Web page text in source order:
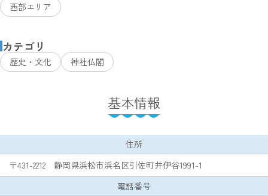
西部エリア
カテゴリ
歴史・文化 神社仏閣
基本情報
住所
〒431-2212 静岡県浜松市浜名区引佐町井伊谷1991-1
電話番号